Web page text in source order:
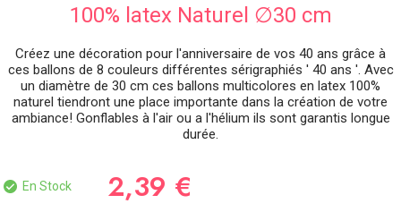
100% latex Naturel ∅30 cm
Créez une décoration pour l'anniversaire de vos 40 ans grâce à
ces ballons de 8 couleurs différentes sérigraphiés ' 40 ans '. Avec
un diamètre de 30 cm ces ballons multicolores en latex 100%
naturel tiendront une place importante dans la création de votre
ambiance! Gonflables à l'air ou a l'hélium ils sont garantis longue
durée.
En Stock 2,39 €